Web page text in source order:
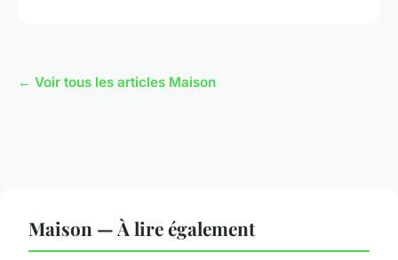
← Voir tous les articles Maison
Maison — À lire également